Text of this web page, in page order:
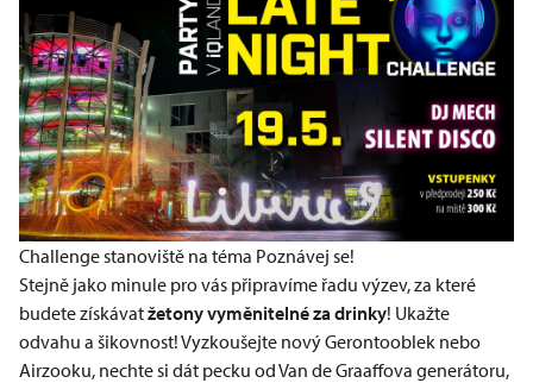
Challenge stanoviště na téma Poznávej se!
Stejně jako minule pro vás připravíme řadu výzev, za které
budete získávatžetony vyměnitelné za drinky! Ukažte
odvahu a šikovnost! Vyzkoušejte nový Gerontooblek nebo
Airzooku, nechte si dát pecku od Van de Graaffova generátoru,